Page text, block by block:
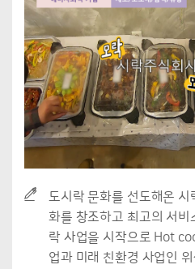
도시락 문화를 선도해온
화를 창조하고 최고의 서비
락 사업을 시작으로 Hot
업과 미래 친환경 사업인